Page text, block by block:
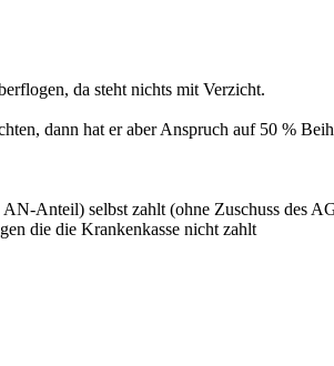
da steht nichts mit Verzicht.
dann hat er aber Anspruch auf 50 %
Anteil) selbst zahlt (ohne Zuschuss des
die die Krankenkasse nicht zahlt